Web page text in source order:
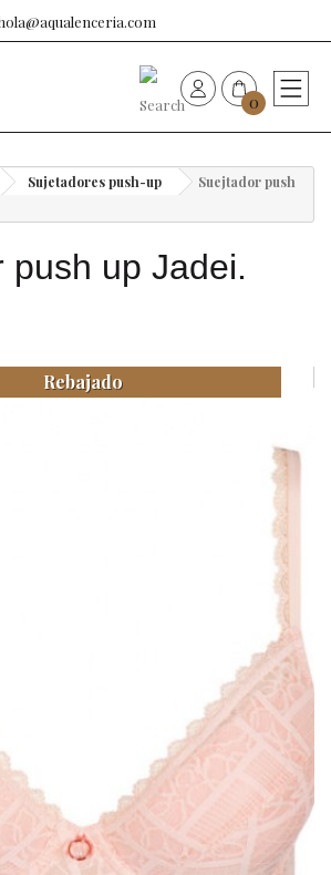
0
de mujer
Sujetadores push-up
Suejtador push
push up Jadei.
Rebajado